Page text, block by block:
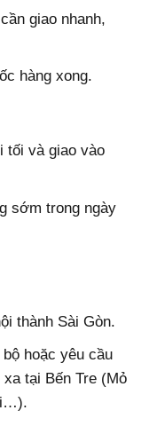
giao nhanh,
hàng xong.
tối và giao vào
sớm trong ngày
thành Sài Gòn.
hoặc yêu cầu
tại Bến Tre (Mỏ